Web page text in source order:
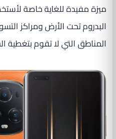
ميزة مفيدة للغاية خاصة
البدروم تحت الأرض ومراكز
المناطق التي لا تقوم